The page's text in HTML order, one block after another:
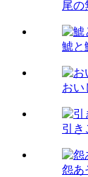
尾の
鯱と
おい
引き
怨あ